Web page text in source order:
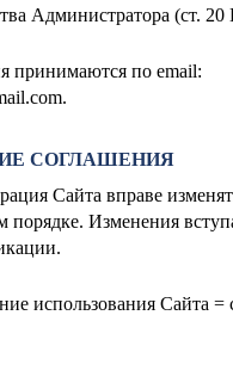
Администратора (ст.
принимаются по email:
.
СОГЛАШЕНИЯ
Сайта вправе
порядке. Изменения
использования Сайта =